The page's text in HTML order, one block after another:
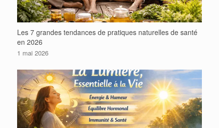
Les 7 grandes tendances de pratiques naturelles de santé
en 2026
1 mai 2026